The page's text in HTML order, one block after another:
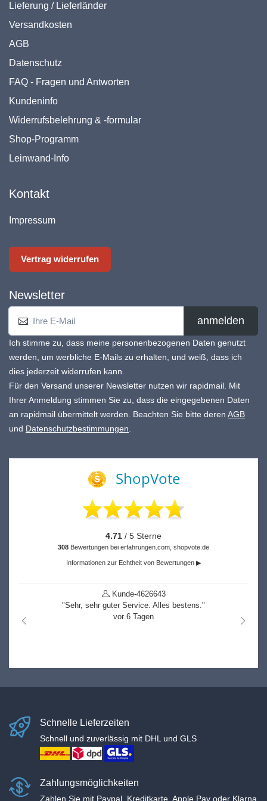
Lieferung / Lieferländer
Versandkosten
AGB
Datenschutz
FAQ - Fragen und Antworten
Kundeninfo
Widerrufsbelehrung & -formular
Shop-Programm
Leinwand-Info
Kontakt
Impressum
Vertrag widerrufen
Newsletter
anmelden
Ich stimme zu, dass meine personenbezogenen Daten genutzt
werden, um werbliche E-Mails zu erhalten, und weiß, dass ich
dies jederzeit widerrufen kann.
Für den Versand unserer Newsletter nutzen wir rapidmail. Mit
Ihrer Anmeldung stimmen Sie zu, dass die eingegebenen Daten
an rapidmail übermittelt werden. Beachten Sie bitte deren AGB
und Datenschutzbestimmungen
ShopVote
4.71 / 5 Sterne
308 Bewertungen bei erfahrungen.com, shopvote.de
Informationen zur Echtheit von Bewertungen ▶
Kunde-4626643
"Sehr, sehr guter Service. Alles bestens."
vor 6 Tagen
nach links
nach
Schnelle Lieferzeiten
Schnell und zuverlässig mit DHL und GLS
Zahlungsmöglichkeiten
Zahlen Sie mit Paypal, Kreditkarte, Apple Pay oder Klarna